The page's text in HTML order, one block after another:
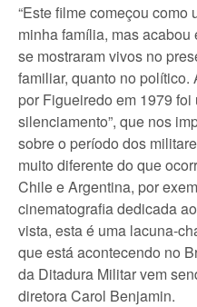
“Este filme começou
minha família, mas
se mostraram vivos no
familiar, quanto no
por Figueiredo em 1979
silenciamento”, que nos
sobre o período dos
muito diferente do que
Chile e Argentina, por
cinematografia dedicada
vista, esta é uma lacuna-
que está acontecendo no
da Ditadura Militar vem
diretora Carol Benjamin.